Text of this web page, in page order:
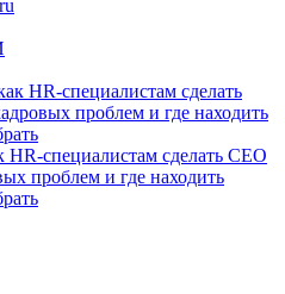
HR-специалистам сделать CEO
проблем и где находить